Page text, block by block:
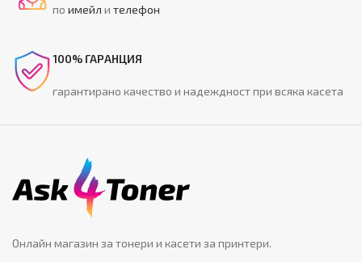
поимейл ителефон
100% ГАРАНЦИЯ
гарантирано качество и надеждност при всяка касета
Онлайн магазин за тонери и касети за принтери.